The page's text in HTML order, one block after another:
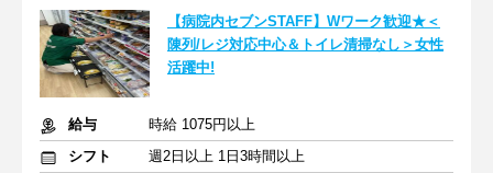
【病院内セブンSTAFF】Wワーク歓迎★＜
陳列/レジ対応中心＆トイレ清掃なし＞女性
活躍中!
給与
時給 1075円以上
シフト
週2日以上 1日3時間以上